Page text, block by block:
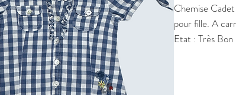
Chemise
pour fille. A
Etat : Très Bon